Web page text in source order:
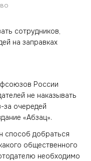
России
не наказывать
за очередей
«Абзац».
способ добраться
общественного
необходимо